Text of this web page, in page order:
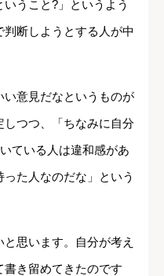
いうこと?」というよう
断しようとする人が中
意見だなというものが
つつ、「ちなみに自分
ている人は違和感があ
た人なのだな」という
思います。自分が考え
き留めてきたのです